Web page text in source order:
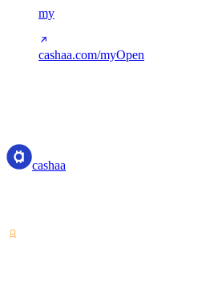
my
cashaa.com/myOpen
cashaa